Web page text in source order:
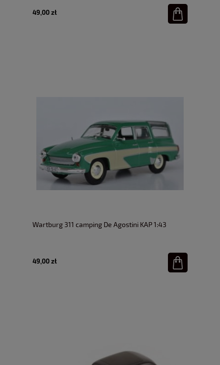
49,00 zł
Wartburg 311 camping De Agostini KAP 1:43
49,00 zł